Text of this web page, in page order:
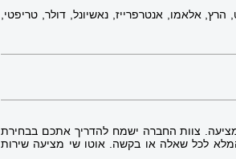
אלאמו, אנטרפרייז, נאשיונל, דולר, טריפטי,
צוות החברה ישמח להדריך אתכם בבחירת
לכל שאלה או בקשה. אוטו שי מציעה שירות